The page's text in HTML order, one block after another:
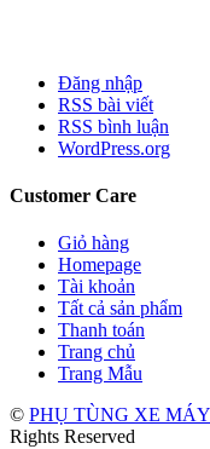
Đăng nhập
RSS bài viết
RSS bình luận
WordPress.org
Customer Care
Giỏ hàng
Homepage
Tài khoản
Tất cả sản phẩm
Thanh toán
Trang chủ
Trang Mẫu
© PHỤ TÙNG XE
Rights Reserved